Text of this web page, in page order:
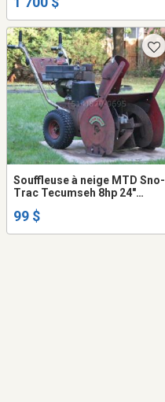
Souffleuse à neige MTD Sno-
Trac Tecumseh 8hp 24"
99 $